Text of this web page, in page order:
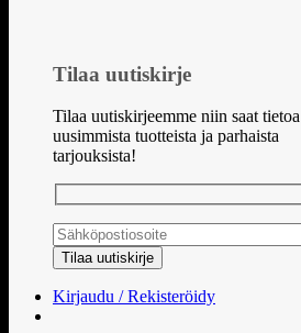
Tilaa uutiskirje
Tilaa uutiskirjeemme niin saat tietoa
uusimmista tuotteista ja parhaista
tarjouksista!
Kirjaudu / Rekisteröidy